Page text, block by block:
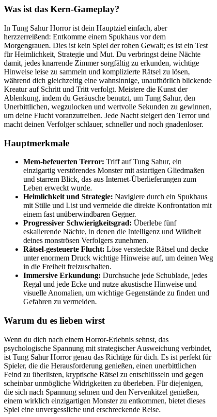
Was ist das Kern-Gameplay?
In Tung Sahur Horror ist dein Hauptziel einfach, aber
herzzerreißend: Entkomme einem Spukhaus vor dem
Morgengrauen. Dies ist kein Spiel der rohen Gewalt; es ist ein Test
für Heimlichkeit, Strategie und Mut. Du verbringst deine Nächte
damit, jedes knarrende Zimmer sorgfältig zu erkunden, wichtige
Hinweise leise zu sammeln und komplizierte Rätsel zu lösen,
während dich gleichzeitig eine wahnsinnige, unaufhörlich blickende
Kreatur auf Schritt und Tritt verfolgt. Meistere die Kunst der
Ablenkung, indem du Geräusche benutzt, um Tung Sahur, den
Unerbittlichen, wegzulocken und wertvolle Sekunden zu gewinnen,
um deine Flucht voranzutreiben. Jede Nacht steigert den Terror und
macht deinen Verfolger schlauer, schneller und noch gnadenloser.
Hauptmerkmale
Mem-befeuerten Terror: Triff auf Tung Sahur, ein
einzigartig verstörendes Monster mit astartigen Gliedmaßen
und starrem Blick, das aus Internet-Überlieferungen zum
Leben erweckt wurde.
Heimlichkeit und Strategie: Navigiere durch ein Spukhaus
mit Stille und List und vermeide die direkte Konfrontation mit
einem fast unüberwindbaren Gegner.
Progressiver Schwierigkeitsgrad: Überlebe fünf
eskalierende Nächte, in denen die Intelligenz und Wildheit
deines monströsen Verfolgers zunehmen.
Rätsel-gesteuerte Flucht: Löse versteckte Rätsel und decke
unter enormem Druck wichtige Hinweise auf, um deinen Weg
in die Freiheit freizuschalten.
Immersive Erkundung: Durchsuche jede Schublade, jedes
Regal und jede Ecke und nutze akustische Hinweise und
visuelle Anomalien, um wichtige Gegenstände zu finden und
Gefahren zu vermeiden.
Warum du es lieben wirst
Wenn du dich nach einem Horror-Erlebnis sehnst, das
psychologische Spannung mit strategischer Ausweichung verbindet,
ist Tung Sahur Horror genau das Richtige für dich. Es ist perfekt für
Spieler, die die Herausforderung genießen, einen unerbittlichen
Feind zu überlisten, kryptische Rätsel zu entschlüsseln und gegen
scheinbar unmögliche Widrigkeiten zu überleben. Für diejenigen,
die sich nach Spannung sehnen und den Nervenkitzel genießen,
einem wirklich einzigartigen Monster zu entkommen, bietet dieses
Spiel eine unvergessliche und erschreckende Reise.